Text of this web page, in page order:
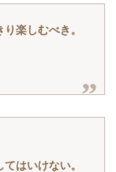
り楽しむべき。
はいけない。